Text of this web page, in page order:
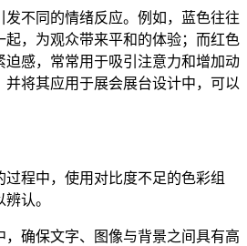
发不同的情绪反应。例如，蓝色往往
起，为观众带来平和的体验；而红色
迫感，常常用于吸引注意力和增加动
并将其应用于展会展台设计中，可以
程中，使用对比度不足的色彩组
认。
，确保文字、图像与背景之间具有高